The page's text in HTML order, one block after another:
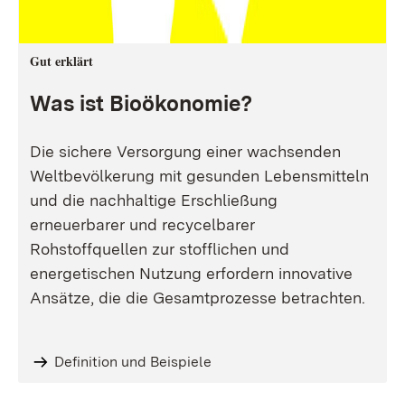
Gut erklärt
Was ist Bioökonomie?
Die sichere Versorgung einer wachsenden
Weltbevölkerung mit gesunden Lebensmitteln
und die nachhaltige Erschließung
erneuerbarer und recycelbarer
Rohstoffquellen zur stofflichen und
energetischen Nutzung erfordern innovative
Ansätze, die die Gesamtprozesse betrachten.
Definition und Beispiele